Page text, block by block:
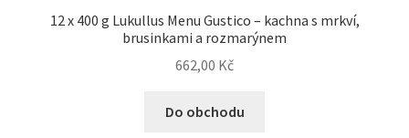
Pelíšky pro psy
12 x 400 g Lukullus Menu Gustico – kachna s mrkví,
brusinkami a rozmarýnem
662,00 Kč
Do obchodu